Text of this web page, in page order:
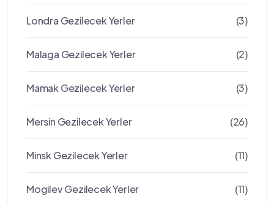
Londra Gezilecek Yerler (3)
Malaga Gezilecek Yerler (2)
Mamak Gezilecek Yerler (3)
Mersin Gezilecek Yerler (26)
Minsk Gezilecek Yerler (11)
Mogilev Gezilecek Yerler (11)